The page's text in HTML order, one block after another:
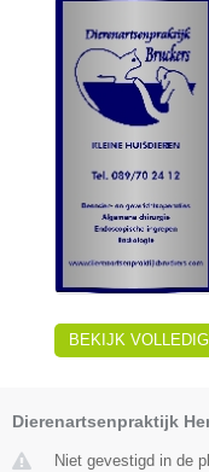
BEKIJK
Dierenartsenpraktijk
Niet gevestigd in de